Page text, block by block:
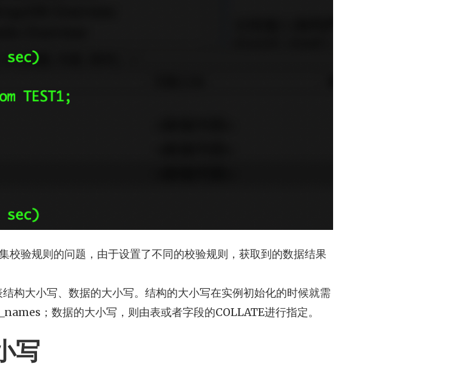
校验规则的问题，由于设置了不同的校验规则，获取到的数据结果
构大小写、数据的大小写。结构的大小写在实例初始化的时候就需
；数据的大小写，则由表或者字段的COLLATE进行指定。
写